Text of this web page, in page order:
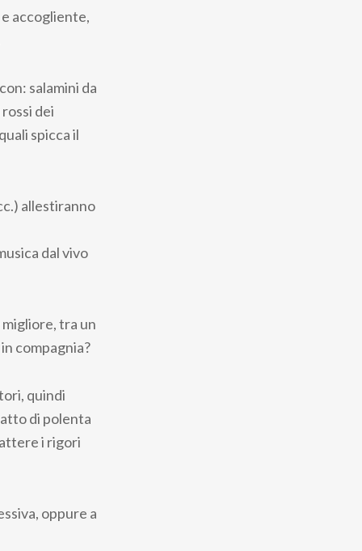
accogliente,
salamini da
dei
spicca il
allestiranno
dal vivo
tra un
compagnia?
quindi
di polenta
i rigori
oppure a